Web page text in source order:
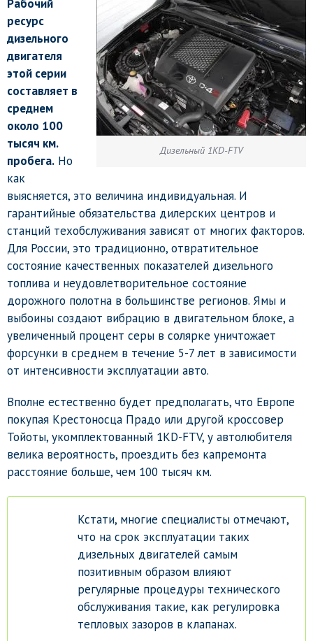
Дизельный 1KD-FTV
Рабочий
ресурс
дизельного
двигателя
этой серии
составляет в
среднем
около 100
тысяч км.
пробега. Но
как
выясняется, это величина индивидуальная. И
гарантийные обязательства дилерских центров и
станций техобслуживания зависят от многих факторов.
Для России, это традиционно, отвратительное
состояние качественных показателей дизельного
топлива и неудовлетворительное состояние
дорожного полотна в большинстве регионов. Ямы и
выбоины создают вибрацию в двигательном блоке, а
увеличенный процент серы в солярке уничтожает
форсунки в среднем в течение 5-7 лет в зависимости
от интенсивности эксплуатации авто.
Вполне естественно будет предполагать, что Европе
покупая Крестоносца Прадо или другой кроссовер
Тойоты, укомплектованный 1КD-FTV, у автолюбителя
велика вероятность, проездить без капремонта
расстояние больше, чем 100 тысяч км.
Кстати, многие специалисты отмечают,
что на срок эксплуатации таких
дизельных двигателей самым
позитивным образом влияют
регулярные процедуры технического
обслуживания такие, как регулировка
тепловых зазоров в клапанах.